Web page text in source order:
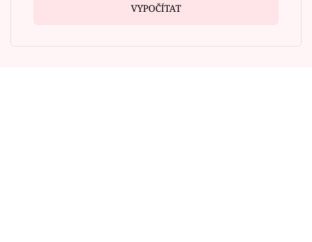
VYPOČÍTAT